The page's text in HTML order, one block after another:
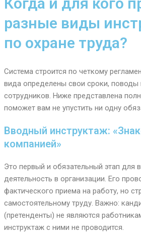
разные виды
по охране труда?
Система строится по четкому
вида определены свои сроки, поводы
сотрудников. Ниже представлена
поможет вам не упустить ни одну
Вводный инструктаж:
компанией»
Это первый и обязательный этап для
деятельность в организации. Его
фактического приема на работу, но
самостоятельному труду. Важно:
(претенденты) не являются
инструктаж с ними не проводится.